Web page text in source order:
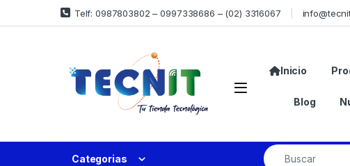
Telf: 0987803802 – 0997338686 – (02) 3316067
Inicio
Blog
Categorias